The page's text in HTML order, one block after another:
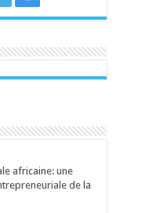
africaine: une
de la